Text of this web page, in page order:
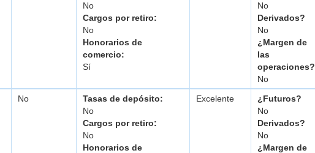
No
Cargos por retiro:
No
Honorarios de
comercio:
Sí
No
Derivados?
No
¿Margen de
las
operaciones?
No
No
Tasas de depósito:
No
Cargos por retiro:
No
Honorarios de
Excelente
¿Futuros?
No
Derivados?
No
¿Margen de